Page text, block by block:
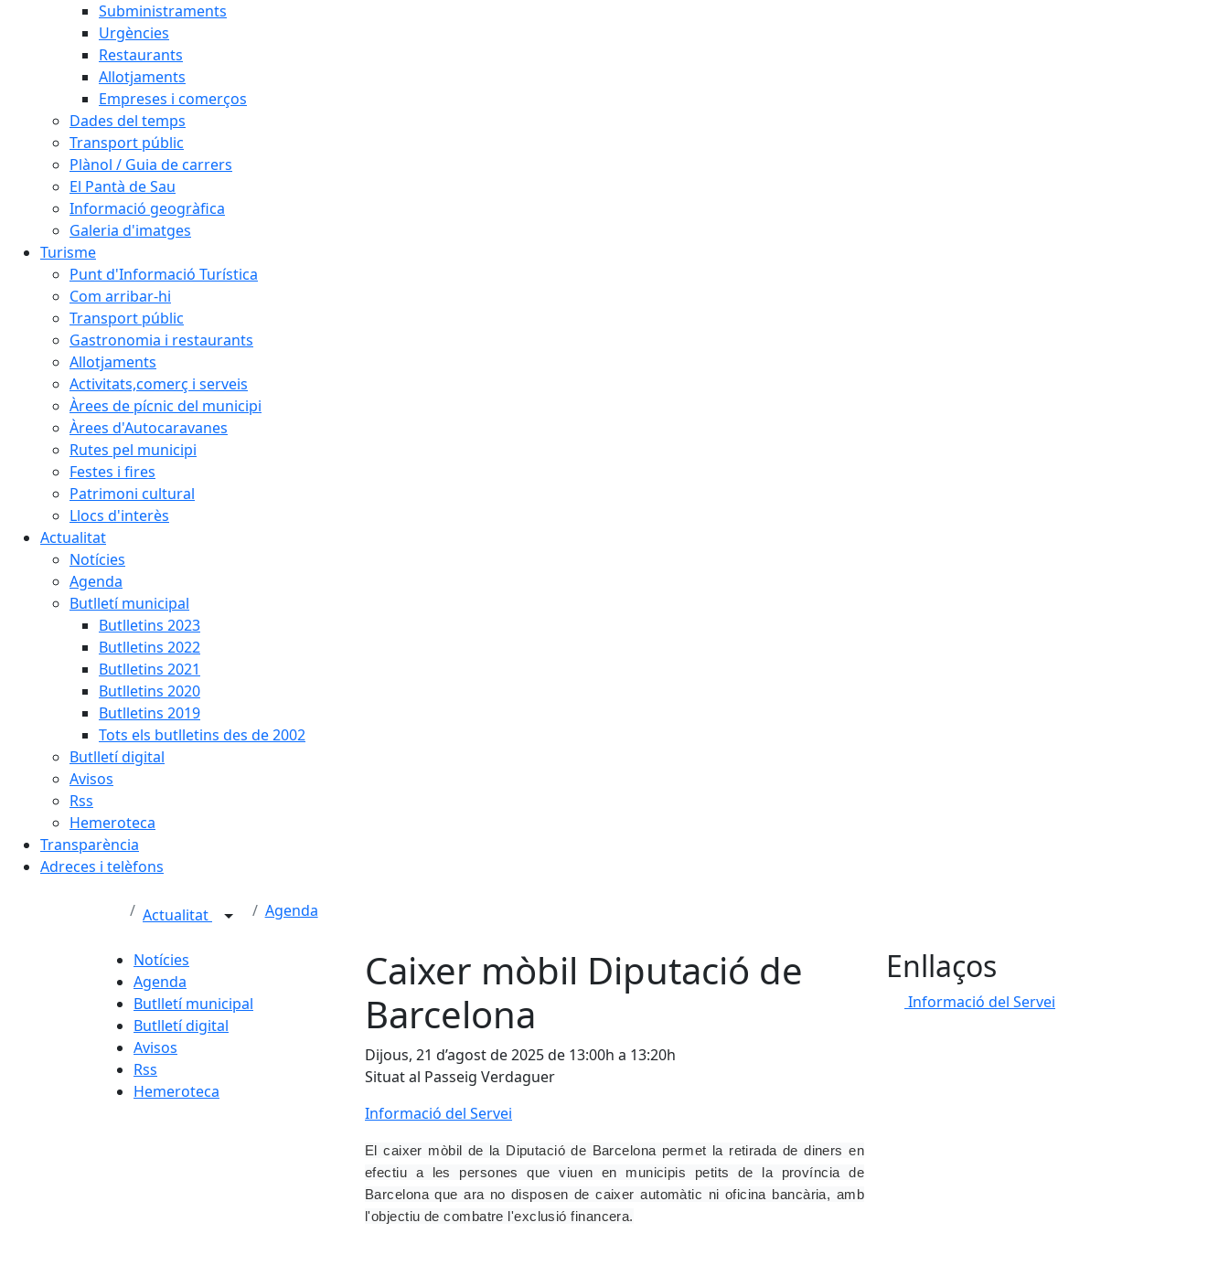
Subministraments
Urgències
Restaurants
Allotjaments
Empreses i comerços
Dades del temps
Transport públic
Plànol / Guia de carrers
El Pantà de Sau
Informació geogràfica
Galeria d'imatges
Turisme
Punt d'Informació Turística
Com arribar-hi
Transport públic
Gastronomia i restaurants
Allotjaments
Activitats,comerç i serveis
Àrees de pícnic del municipi
Àrees d'Autocaravanes
Rutes pel municipi
Festes i fires
Patrimoni cultural
Llocs d'interès
Actualitat
Notícies
Agenda
Butlletí municipal
Butlletins 2023
Butlletins 2022
Butlletins 2021
Butlletins 2020
Butlletins 2019
Tots els butlletins des de 2002
Butlletí digital
Avisos
Rss
Hemeroteca
Transparència
Adreces i telèfons
Actualitat Agenda
Notícies
Agenda
Butlletí municipal
Butlletí digital
Avisos
Rss
Hemeroteca
Caixer mòbil Diputació de
Barcelona
Dijous, 21 d’agost de 2025 de 13:00h a 13:20h
Situat al Passeig Verdaguer
Informació del Servei
El caixer mòbil de la Diputació de Barcelona permet la retirada de diners en
efectiu a les persones que viuen en municipis petits de la província de
Barcelona que ara no disposen de caixer automàtic ni oficina bancària, amb
l'objectiu de combatre l'exclusió financera.
Enllaços
Informació del Servei